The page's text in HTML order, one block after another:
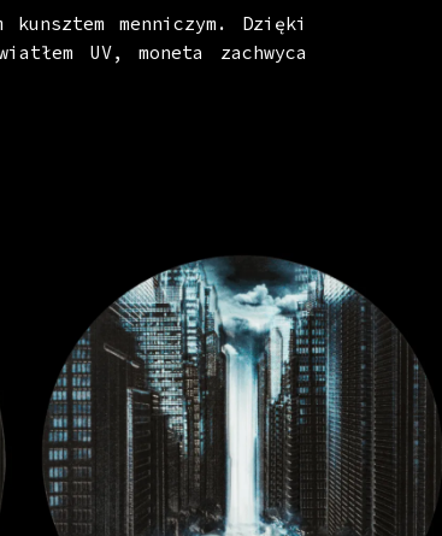
menniczym. Dzięki
UV, moneta zachwyca